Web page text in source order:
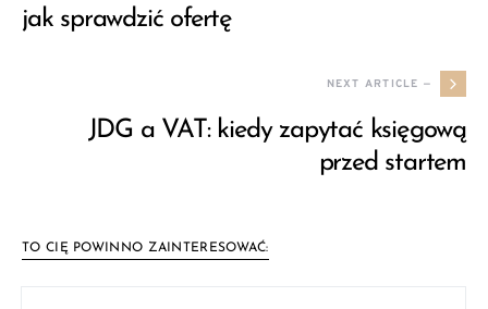
jak sprawdzić ofertę
NEXT ARTICLE —
JDG a VAT: kiedy zapytać księgową
przed startem
TO CIĘ POWINNO ZAINTERESOWAĆ: